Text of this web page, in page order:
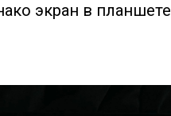
экран в планшете